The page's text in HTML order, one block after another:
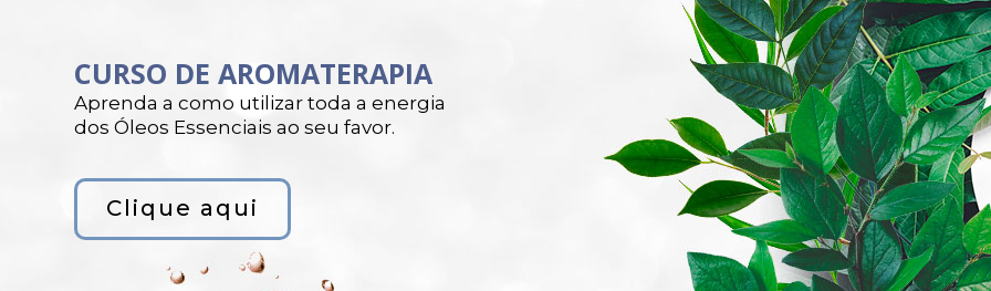
CURSO DE AROMATERAPIA
Aprenda a como utilizar toda a energia
dos Óleos Essenciais ao seu favor.
Clique aqui